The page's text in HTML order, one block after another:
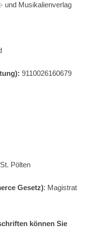
und Musikalienverlag
9110026160679
Pölten
Gesetz): Magistrat
können Sie